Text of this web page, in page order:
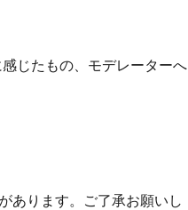
じたもの、モデレーターへ
あります。ご了承お願いし